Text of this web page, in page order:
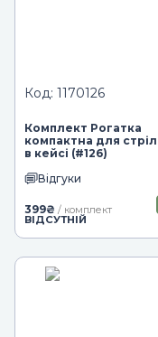
Код: 1170126
Комплект Рогатка
компактна для
в кейсі (#126)
Відгуки
399₴ / комплект
ВІДСУТНІЙ